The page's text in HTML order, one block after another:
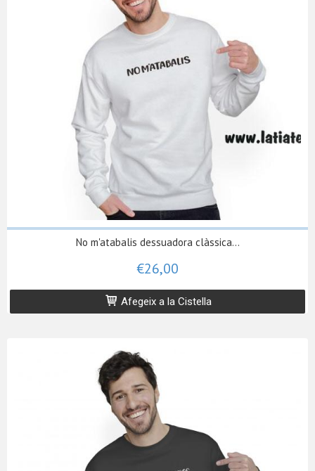
No m'atabalis dessuadora clàssica...
€26,00
Afegeix a la Cistella